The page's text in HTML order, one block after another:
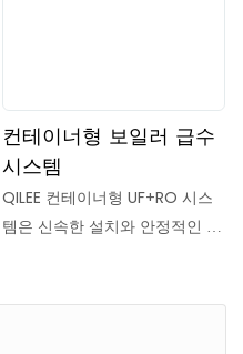
컨테이너형 보일러 급수
시스템
QILEE 컨테이너형 UF+RO 시스
템은 신속한 설치와 안정적인 운
시스템은 초여과 전처리와 역삼